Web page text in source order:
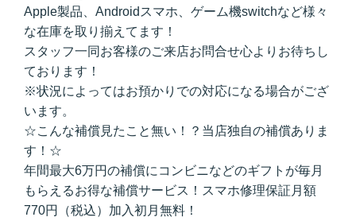
Apple製品、Androidスマホ、ゲーム機switchなど様々
な在庫を取り揃えてます！
スタッフ一同お客様のご来店お問合せ心よりお待ちし
ております！
※状況によってはお預かりでの対応になる場合がござ
います。
☆こんな補償見たこと無い！？当店独自の補償ありま
す！☆
年間最大6万円の補償にコンビニなどのギフトが毎月
もらえるお得な補償サービス！スマホ修理保証月額
770円（税込）加入初月無料！